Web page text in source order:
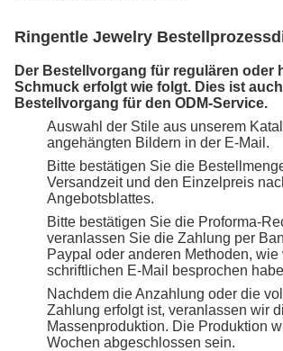
Ringentle Jewelry
Der Bestellvorgang für regulären oder
Schmuck erfolgt wie folgt. Dies ist
Bestellvorgang für den ODM-Service.
Auswahl der Stile aus unserem
angehängten Bildern in der E-Mail.
Bitte bestätigen Sie die
Versandzeit und den Einzelpreis
Angebotsblattes.
Bitte bestätigen Sie die Proforma-
veranlassen Sie die Zahlung per
Paypal oder anderen Methoden, wie
schriftlichen E-Mail besprochen
Nachdem die Anzahlung oder die
Zahlung erfolgt ist, veranlassen wir
Massenproduktion. Die Produktion
Wochen abgeschlossen sein.